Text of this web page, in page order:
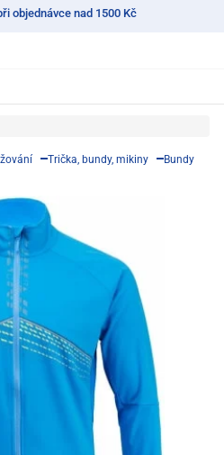
objednávce nad 1500 Kč
Trička, bundy, mikiny
Bundy